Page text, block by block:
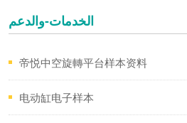
الخدمات-والدعم
帝悦中空旋轉平台样本资料
电动缸电子样本